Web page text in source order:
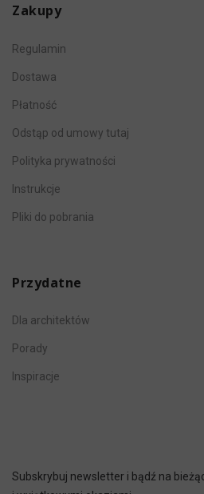
Zakupy
Regulamin
Dostawa
Płatność
Odstąp od umowy tutaj
Polityka prywatności
Instrukcje
Pliki do pobrania
Przydatne
Dla architektów
Porady
Inspiracje
Subskrybuj newsletter i bądź na